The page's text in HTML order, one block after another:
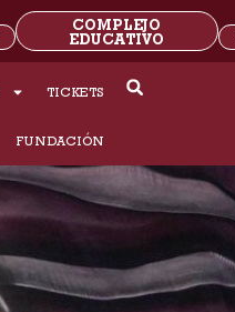
COMPLEJO
EDUCATIVO
TICKETS
FUNDACIÓN